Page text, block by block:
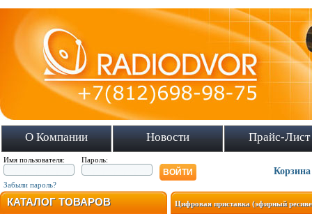
О Компании Новости Прайс-Лист
Имя пользователя: Пароль:
Забыли пароль?
Корзина
КАТАЛОГ ТОВАРОВ
Цифровая приставка (эфирный